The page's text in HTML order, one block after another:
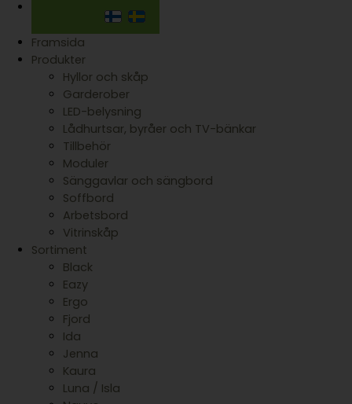
Framsida
Produkter
Hyllor och skåp
Garderober
LED-belysning
Lådhurtsar, byråer och TV-bänkar
Tillbehör
Moduler
Sänggavlar och sängbord
Soffbord
Arbetsbord
Vitrinskåp
Sortiment
Black
Eazy
Ergo
Fjord
Ida
Jenna
Kaura
Luna / Isla